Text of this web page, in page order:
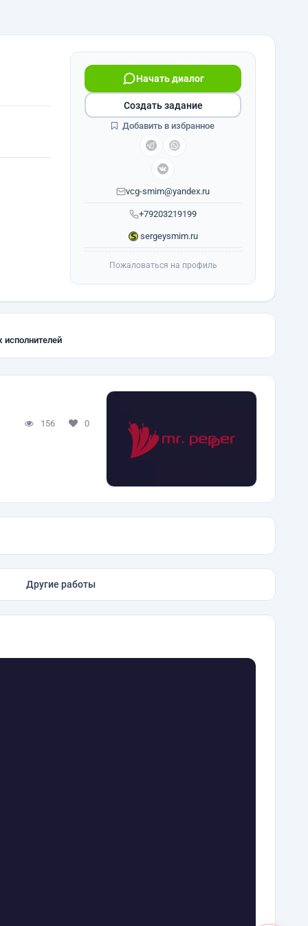
+79203219199
Начать диалог
vcg-smim@yandex.ru
sergeysmim.ru
Создать задание
Добавить в избранное
Пожаловаться на профиль
156 0
Другие работы